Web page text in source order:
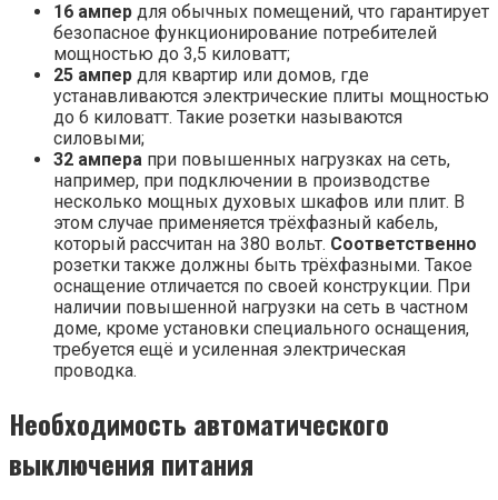
16 ампер для обычных помещений, что гарантирует
безопасное функционирование потребителей
мощностью до 3,5 киловатт;
25 ампер для квартир или домов, где
устанавливаются электрические плиты мощностью
до 6 киловатт. Такие розетки называются
силовыми;
32 ампера при повышенных нагрузках на сеть,
например, при подключении в производстве
несколько мощных духовых шкафов или плит. В
этом случае применяется трёхфазный кабель,
который рассчитан на 380 вольт. Соответственно
розетки также должны быть трёхфазными. Такое
оснащение отличается по своей конструкции. При
наличии повышенной нагрузки на сеть в частном
доме, кроме установки специального оснащения,
требуется ещё и усиленная электрическая
проводка.
Необходимость автоматического
выключения питания